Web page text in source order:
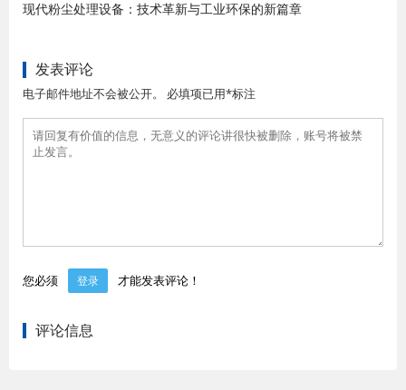
现代粉尘处理设备：技术革新与工业环保的新篇章
发表评论
电子邮件地址不会被公开。 必填项已用*标注
您必须 登录 才能发表评论！
评论信息